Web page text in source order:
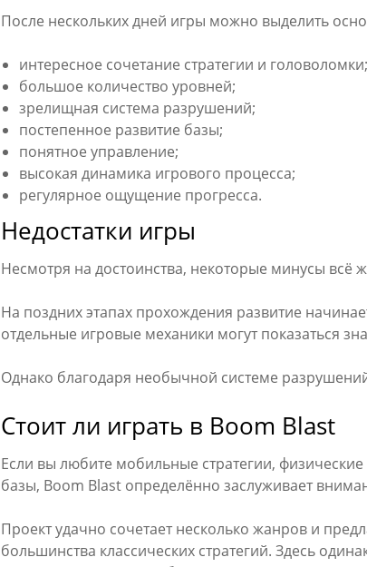
После нескольких дней игры можно выделить
интересное сочетание стратегии и головоломки;
большое количество уровней;
зрелищная система разрушений;
постепенное развитие базы;
понятное управление;
высокая динамика игрового процесса;
регулярное ощущение прогресса.
Недостатки игры
Несмотря на достоинства, некоторые минусы всё
На поздних этапах прохождения развитие
отдельные игровые механики могут показаться
Однако благодаря необычной системе
Стоит ли играть в Boom Blast
Если вы любите мобильные стратегии,
базы, Boom Blast определённо заслуживает
Проект удачно сочетает несколько жанров и
большинства классических стратегий. Здесь